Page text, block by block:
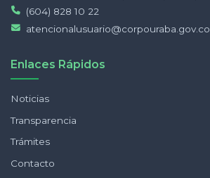
(604) 828 10 22
atencionalusuario@corpouraba.gov.co
Enlaces Rápidos
Noticias
Transparencia
Trámites
Contacto